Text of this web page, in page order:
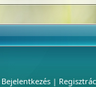
Bejelentkezés|